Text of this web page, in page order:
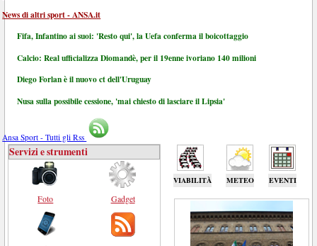
News di altri sport - ANSA.it
Fifa, Infantino ai suoi: 'Resto qui', la Uefa conferma il boicottaggio
Calcio: Real ufficializza Diomandè, per il 19enne ivoriano 140 milioni
Diego Forlan è il nuovo ct dell'Uruguay
Nusa sulla possibile cessione, 'mai chiesto di lasciare il Lipsia'
Ansa Sport - Tutti gli Rss
VIABILITÀ METEO EVENTI
Servizi e strumenti
Foto Gadget